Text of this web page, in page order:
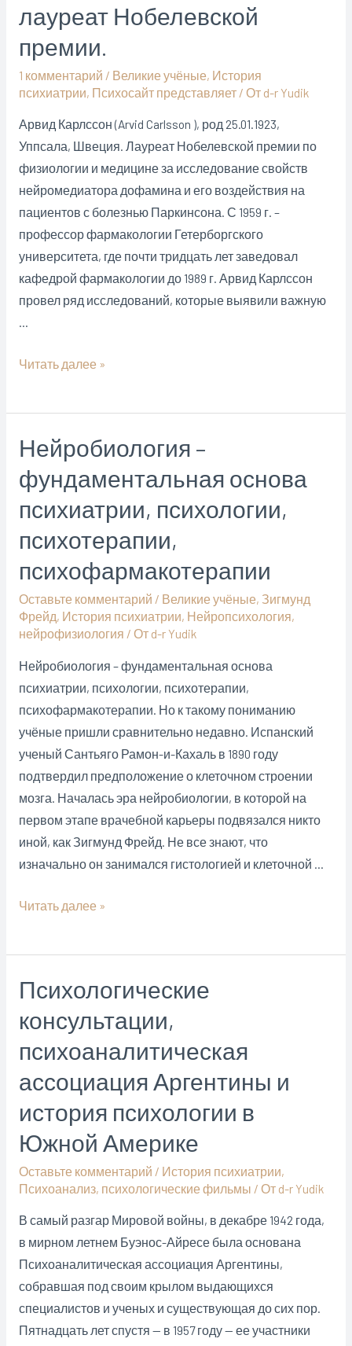
Стокгольме
(список)
лауреат Нобелевской
премии.
1 комментарий / Великие учёные, История
психиатрии, Психосайт представляет/ От d-r Yudik
Арвид Карлссон (Arvid Carlsson ), род 25.01.1923,
Уппсала, Швеция. Лауреат Нобелевской премии по
физиологии и медицине за исследование свойств
нейромедиатора дофамина и его воздействия на
пациентов с болезнью Паркинсона. С 1959 г. –
профессор фармакологии Гетерборгского
университета, где почти тридцать лет заведовал
кафедрой фармакологии до 1989 г. Арвид Карлссон
провел ряд исследований, которые выявили важную
…
История
–
нейропсихофармаколог,
профессор
фармакологии,
лауреат
Нобелевской
премии.
Читать далее »
Нейробиология –
фундаментальная основа
психиатрии, психологии,
психотерапии,
психофармакотерапии
Оставьте комментарий / Великие учёные, Зигмунд
Фрейд, История психиатрии, Нейропсихология,
нейрофизиология / От d-r Yudik
Нейробиология – фундаментальная основа
психиатрии, психологии, психотерапии,
психофармакотерапии. Но к такому пониманию
учёные пришли сравнительно недавно. Испанский
ученый Сантьяго Рамон-и-Кахаль в 1890 году
подтвердил предположение о клеточном строении
мозга. Началась эра нейробиологии, в которой на
первом этапе врачебной карьеры подвязался никто
иной, как Зигмунд Фрейд. Не все знают, что
изначально он занимался гистологией и клеточной …
Нейробиология
психиатрии,
психологии,
психотерапии,
психофармакотерапии
Читать далее »
Психологические
консультации,
психоаналитическая
ассоциация Аргентины и
история психологии в
Южной Америке
Оставьте комментарий / История психиатрии,
Психоанализ, психологические фильмы / От d-r Yudik
В самый разгар Мировой войны, в декабре 1942 года,
в мирном летнем Буэнос-Айресе была основана
Психоаналитическая ассоциация Аргентины,
собравшая под своим крылом выдающихся
специалистов и ученых и существующая до сих пор.
Пятнадцать лет спустя — в 1957 году — ее участники